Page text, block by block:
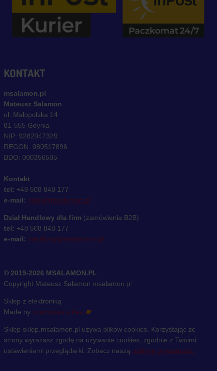
KONTAKT
msalamon.pl
Mateusz Salamon
ul. Małopolska 14
81-555 Gdynia
NIP: 9282047329
REGON: 080517896
BDO: 000356585
Kontakt
tel: +48 508 848 177
e-mail: sklep@msalamon.pl
Dział Handlowy dla firm (zamówienia B2B)
tel: +48 508 848 177
e-mail: handlowy@msalamon.pl
© 2019-2026 MSALAMON.PL
Copyright Mateusz Salamon msalamon.pl
Sklep z elektroniką
Made by cosmonauts.dev
Sklep sklep.msalamon.pl używa plików cookies. Korzystając ze
strony wyrażasz zgodę na używanie cookies, zgodnie z Twoimi
ustawieniami przeglądarki. Zobacz naszą politykę prywatności